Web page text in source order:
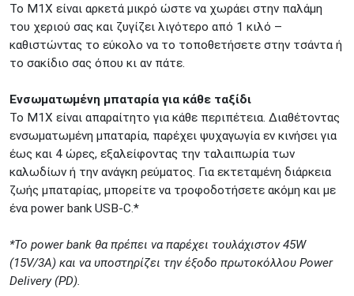
Το M1X είναι αρκετά μικρό ώστε να χωράει στην παλάμη
του χεριού σας και ζυγίζει λιγότερο από 1 κιλό –
καθιστώντας το εύκολο να το τοποθετήσετε στην τσάντα ή
το σακίδιο σας όπου κι αν πάτε.​​
Ενσωματωμένη μπαταρία για κάθε ταξίδι
Το M1X είναι απαραίτητο για κάθε περιπέτεια. Διαθέτοντας
ενσωματωμένη μπαταρία, παρέχει ψυχαγωγία εν κινήσει για
έως και 4 ώρες, εξαλείφοντας την ταλαιπωρία των
καλωδίων ή την ανάγκη ρεύματος. Για εκτεταμένη διάρκεια
ζωής μπαταρίας, μπορείτε να τροφοδοτήσετε ακόμη και με
ένα power bank USB-C.*
*Το power bank θα πρέπει να παρέχει τουλάχιστον 45W
(15V/3A) και να υποστηρίζει την έξοδο πρωτοκόλλου Power
Delivery (PD).​​